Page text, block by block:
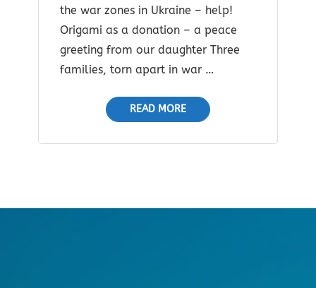
the war zones in Ukraine – help!
Origami as a donation – a peace
greeting from our daughter Three
families, torn apart in war …
READ MORE